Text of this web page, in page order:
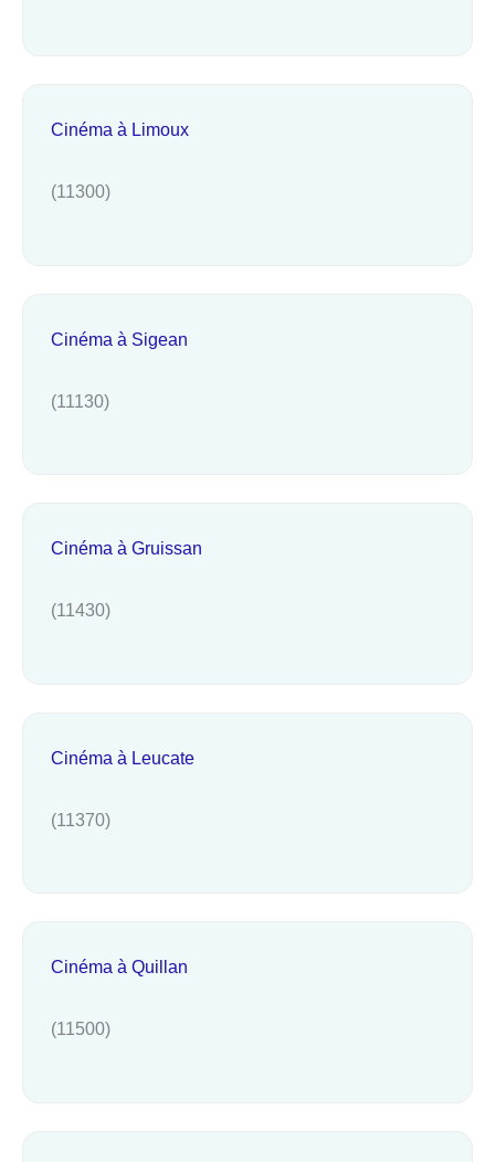
Cinéma à Limoux
(11300)
Cinéma à Sigean
(11130)
Cinéma à Gruissan
(11430)
Cinéma à Leucate
(11370)
Cinéma à Quillan
(11500)